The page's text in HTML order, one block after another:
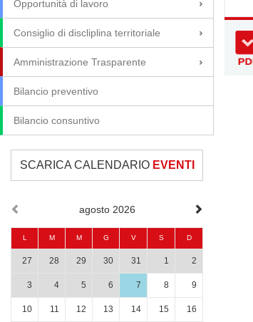
Opportunità di lavoro
Consiglio di discliplina territoriale
Amministrazione Trasparente
Bilancio preventivo
Bilancio consuntivo
SCARICA CALENDARIO EVENTI
agosto 2026
L M M G V S D
27 28 29 30 31 1 2
3 4 5 6 7 8 9
10 11 12 13 14 15 16